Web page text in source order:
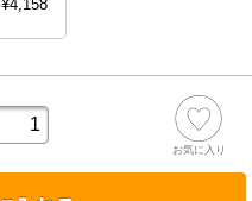
¥4,158
お気に入り